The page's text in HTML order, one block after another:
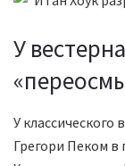
У
У классического
Грегори Пеком в